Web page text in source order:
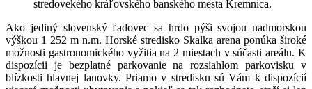
stredovekého kráľovského banského mesta Kremnica.
Ako jediný slovenský ľadovec sa hrdo pýši svojou nadmorskou
výškou 1 252 m n.m. Horské stredisko Skalka arena ponúka široké
možnosti gastronomického vyžitia na 2 miestach v súčasti areálu. K
dispozícii je bezplatné parkovanie na rozsiahlom parkovisku v
blízkosti hlavnej lanovky. Priamo v stredisku sú Vám k dispozícií